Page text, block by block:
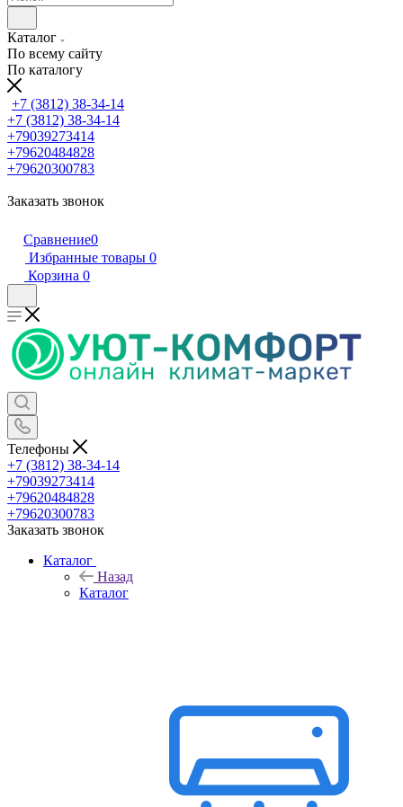
Каталог
По всему сайту
По каталогу
+7 (3812) 38-34-14
+7 (3812) 38-34-14
+79039273414
+79620484828
+79620300783
Заказать звонок
Сравнение0
Избранные товары 0
Корзина 0
Телефоны
+7 (3812) 38-34-14
+79039273414
+79620484828
+79620300783
Заказать звонок
Каталог
Назад
Каталог